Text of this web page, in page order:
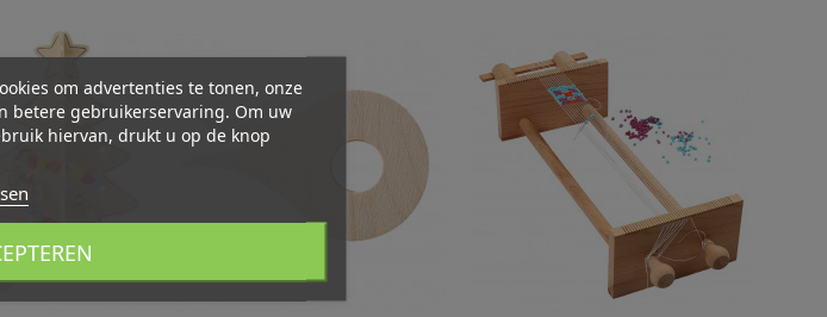
om advertenties te tonen, onze
betere gebruikerservaring. Om uw
hiervan, drukt u op de knop